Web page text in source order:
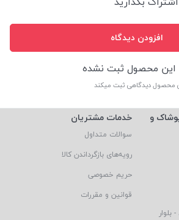
افزودن دیدگاه
این محصول ثبت نشده
محصول دیدگاهی ثبت میکند
و
خدمات مشتریان
سوالات متداول
رویه‌های بازگرداندن کالا
حریم خصوصی
قوانین و مقررات